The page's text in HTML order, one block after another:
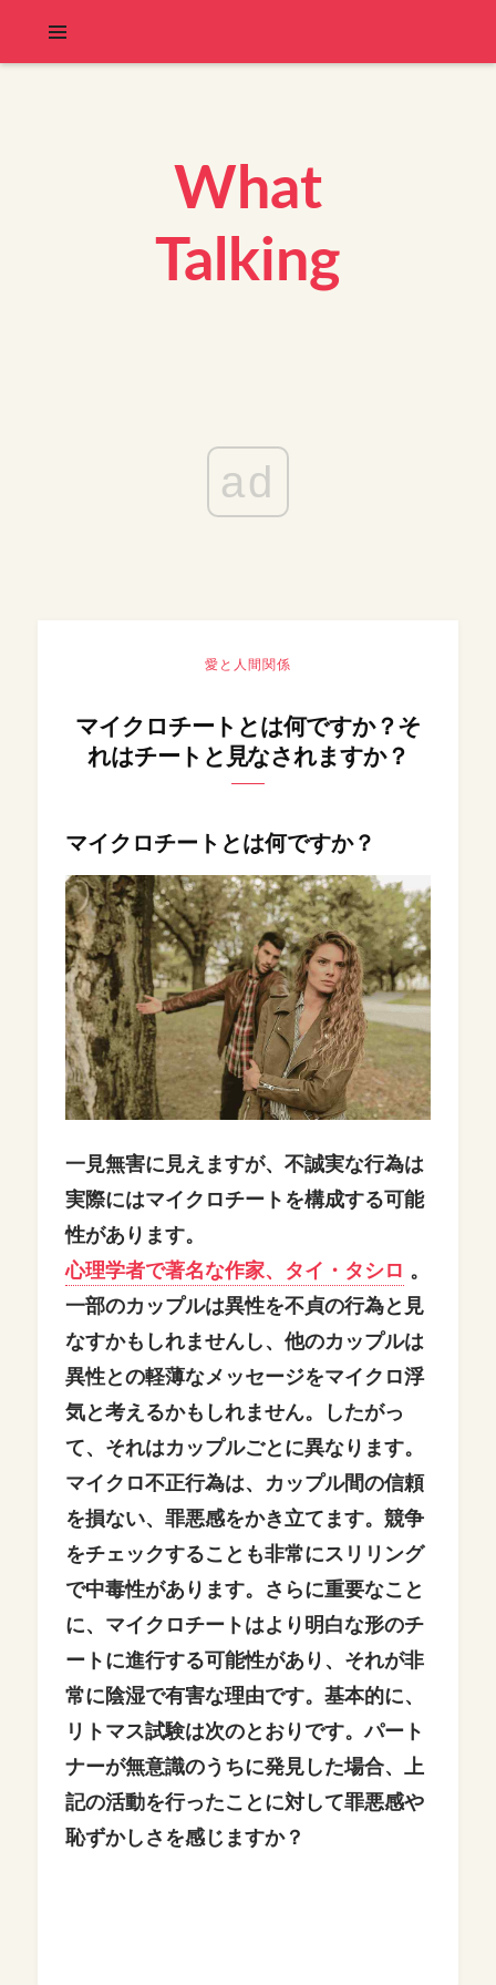
What
Talking
ad
愛と人間関係
マイクロチートとは何ですか？そ
れはチートと見なされますか？
マイクロチートとは何ですか？
一見無害に見えますが、不誠実な行為は
実際にはマイクロチートを構成する可能
性があります。
心理学者で著名な作家、タイ・タシロ 。
一部のカップルは異性を不貞の行為と見
なすかもしれませんし、他のカップルは
異性との軽薄なメッセージをマイクロ浮
気と考えるかもしれません。
したがっ
て、それはカップルごとに異なります。
マイクロ不正行為は、カップル間の信頼
を損ない、罪悪感をかき立てます。競争
をチェックすることも非常にスリリング
で中毒性があります。さらに重要なこと
に、マイクロチートはより明白な形のチ
ートに進行する可能性があり、それが非
常に陰湿で有害な理由です。 基本的に、
リトマス試験は次のとおりです。パート
ナーが無意識のうちに発見した場合、上
記の活動を行ったことに対して罪悪感や
恥ずかしさを感じますか？